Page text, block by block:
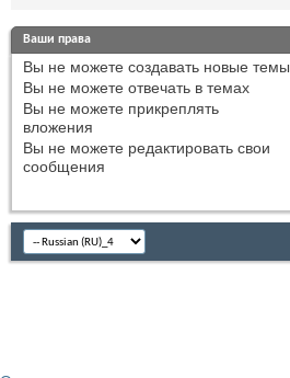
Ваши права
Вы не можете создавать новые темы
Вы не можете отвечать в темах
Вы не можете прикреплять
вложения
Вы не можете редактировать свои
сообщения